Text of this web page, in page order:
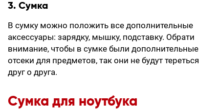
3. Сумка
В сумку можно положить все дополнительные
аксессуары: зарядку, мышку, подставку. Обрати
внимание, чтобы в сумке были дополнительные
отсеки для предметов, так они не будут тереться
друг о друга.
Сумка для ноутбука